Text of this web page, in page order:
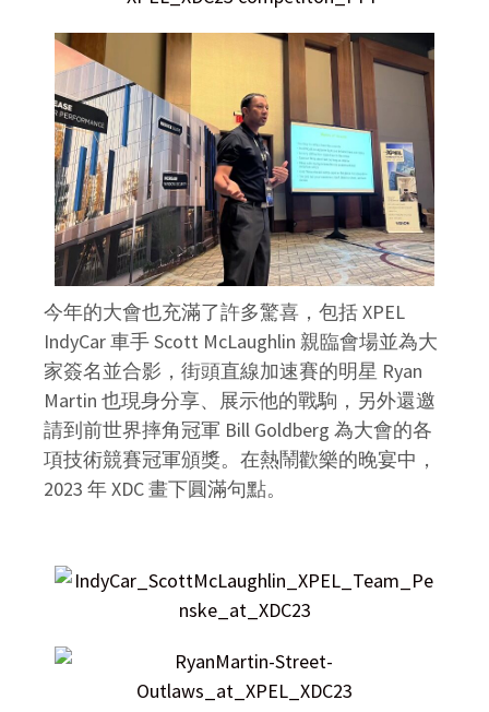
今年的大會也充滿了許多驚喜，包括 XPEL
IndyCar 車手 Scott McLaughlin 親臨會場並為大
家簽名並合影，街頭直線加速賽的明星 Ryan
Martin 也現身分享、展示他的戰駒，另外還邀
請到前世界摔角冠軍 Bill Goldberg 為大會的各
項技術競賽冠軍頒獎。在熱鬧歡樂的晚宴中，
2023 年 XDC 畫下圓滿句點。